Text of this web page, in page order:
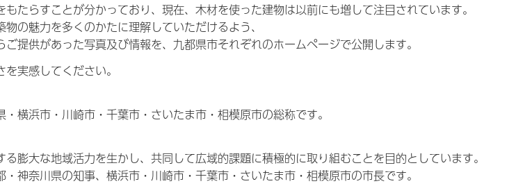
たらすことが分かっており、現在、木材を使った建物は以前にも増して注目されています。
の魅力を多くのかたに理解していただけるよう、
提供があった写真及び情報を、九都県市それぞれのホームページで公開します。
実感してください。
横浜市・川崎市・千葉市・さいたま市・相模原市の総称です。
膨大な地域活力を生かし、共同して広域的課題に積極的に取り組むことを目的としています。
神奈川県の知事、横浜市・川崎市・千葉市・さいたま市・相模原市の市長です。